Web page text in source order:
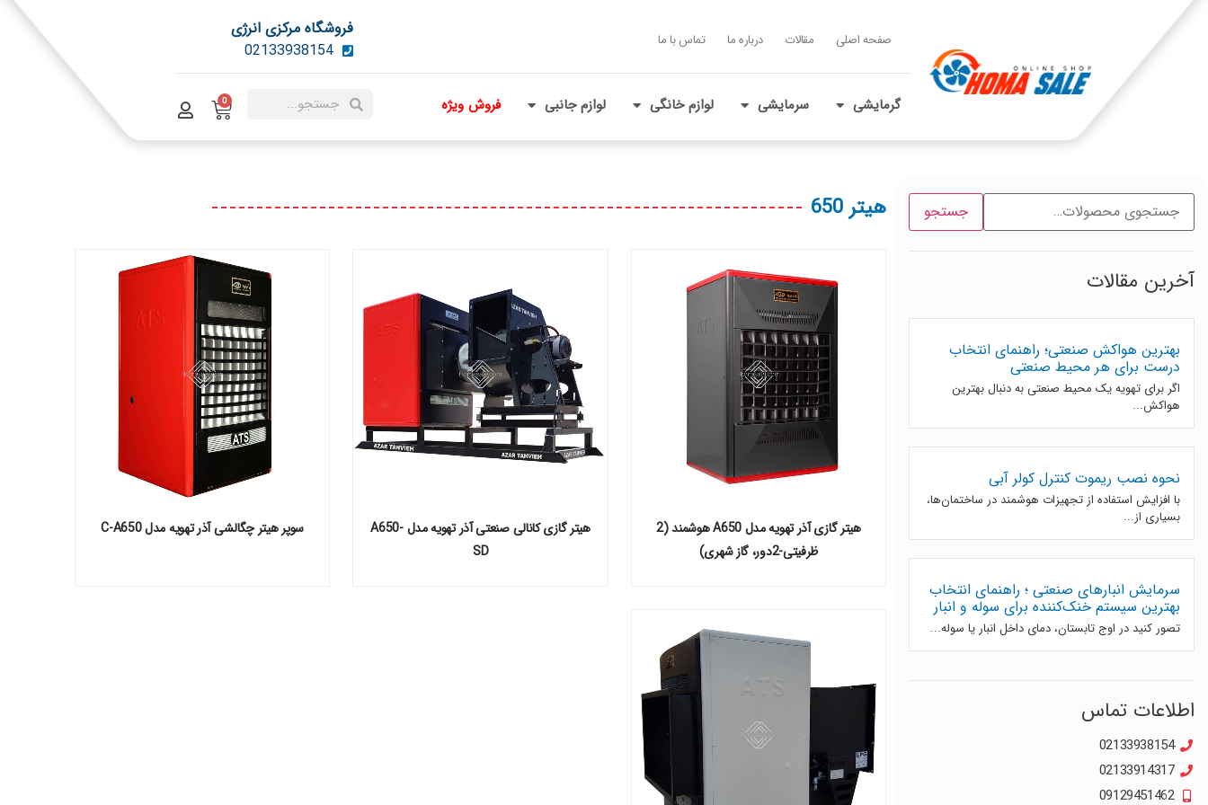
صفحه اصلی مقالات درباره ما تماس با ما
فروشگاه مرکزی انرژی
02133938154
گرمایشی سرمایشی لوازم خانگی لوازم جانبی فروش ویژه 0
جستجو
آخرین مقالات
بهترین هواکش صنعتی؛ راهنمای انتخاب
درست برای هر محیط صنعتی
اگر برای تهویه یک محیط صنعتی به دنبال بهترین
هواکش...
نحوه نصب ریموت کنترل کولر آبی
با افزایش استفاده از تجهیزات هوشمند در ساختمان‌ها،
بسیاری از...
سرمایش انبارهای صنعتی ؛ راهنمای انتخاب
بهترین سیستم خنک‌کننده برای سوله و انبار
تصور کنید در اوج تابستان، دمای داخل انبار یا سوله...
اطلاعات تماس
02133938154
02133914317
09129451462
هیتر 650
هیتر گازی آذر تهویه مدل A650 هوشمند (2
ظرفیتی-2دور، گاز شهری)
هیتر گازی کانالی صنعتی آذر تهویه مدل A650-
SD
سوپر هیتر چگالشی آذر تهویه مدل C-A650